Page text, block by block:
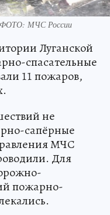
ФОТО: МЧС России
Луганской
спасательные
11 пожаров,
не
сапёрные
МЧС
Для
пожарно-